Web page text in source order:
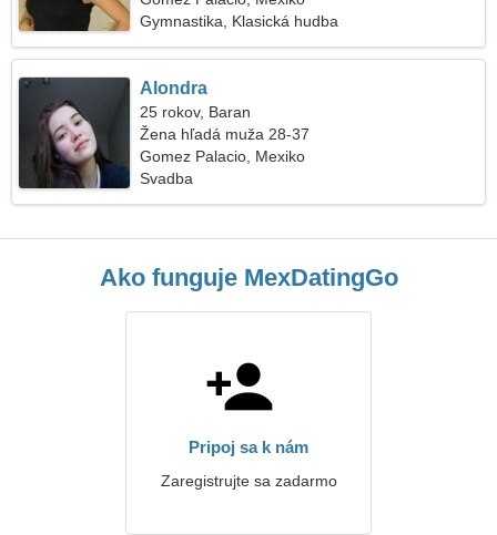
Gymnastika, Klasická hudba
Alondra
25 rokov, Baran
Žena hľadá muža 28-37
Gomez Palacio, Mexiko
Svadba
Ako funguje MexDatingGo
Pripoj sa k nám
Zaregistrujte sa zadarmo